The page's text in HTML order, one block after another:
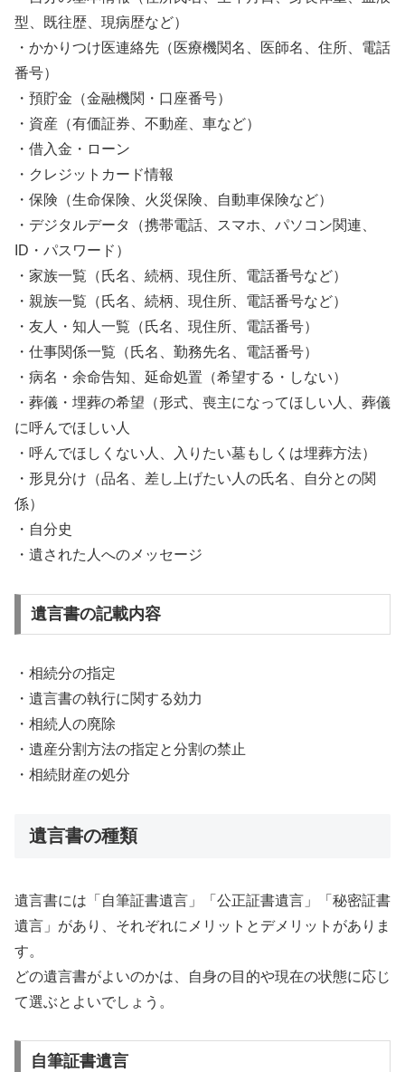
型、既往歴、現病歴など）
・かかりつけ医連絡先（医療機関名、医師名、住所、電話
番号）
・預貯金（金融機関・口座番号）
・資産（有価証券、不動産、車など）
・借入金・ローン
・クレジットカード情報
・保険（生命保険、火災保険、自動車保険など）
・デジタルデータ（携帯電話、スマホ、パソコン関連、
ID・パスワード）
・家族一覧（氏名、続柄、現住所、電話番号など）
・親族一覧（氏名、続柄、現住所、電話番号など）
・友人・知人一覧（氏名、現住所、電話番号）
・仕事関係一覧（氏名、勤務先名、電話番号）
・病名・余命告知、延命処置（希望する・しない）
・葬儀・埋葬の希望（形式、喪主になってほしい人、葬儀
に呼んでほしい人
・呼んでほしくない人、入りたい墓もしくは埋葬方法）
・形見分け（品名、差し上げたい人の氏名、自分との関
係）
・自分史
・遺された人へのメッセージ
遺言書の記載内容
・相続分の指定
・遺言書の執行に関する効力
・相続人の廃除
・遺産分割方法の指定と分割の禁止
・相続財産の処分
遺言書の種類
遺言書には「自筆証書遺言」「公正証書遺言」「秘密証書
遺言」があり、それぞれにメリットとデメリットがありま
す。
どの遺言書がよいのかは、自身の目的や現在の状態に応じ
て選ぶとよいでしょう。
自筆証書遺言